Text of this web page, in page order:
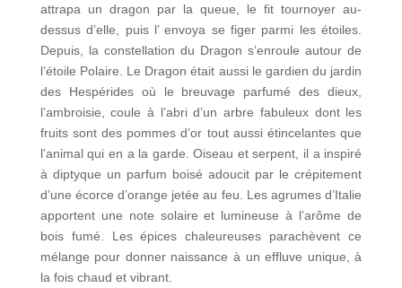
attrapa un dragon par la queue, le fit tournoyer au-
dessus d’elle, puis l’ envoya se figer parmi les étoiles.
Depuis, la constellation du Dragon s’enroule autour de
l’étoile Polaire. Le Dragon était aussi le gardien du jardin
des Hespérides où le breuvage parfumé des dieux,
l’ambroisie, coule à l’abri d’un arbre fabuleux dont les
fruits sont des pommes d’or tout aussi étincelantes que
l’animal qui en a la garde. Oiseau et serpent, il a inspiré
à diptyque un parfum boisé adoucit par le crépitement
d’une écorce d’orange jetée au feu. Les agrumes d’Italie
apportent une note solaire et lumineuse à l’arôme de
bois fumé. Les épices chaleureuses parachèvent ce
mélange pour donner naissance à un effluve unique, à
la fois chaud et vibrant.